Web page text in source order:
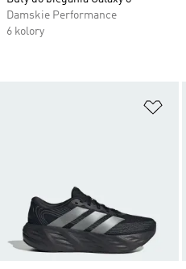
Damskie Performance
6 kolory